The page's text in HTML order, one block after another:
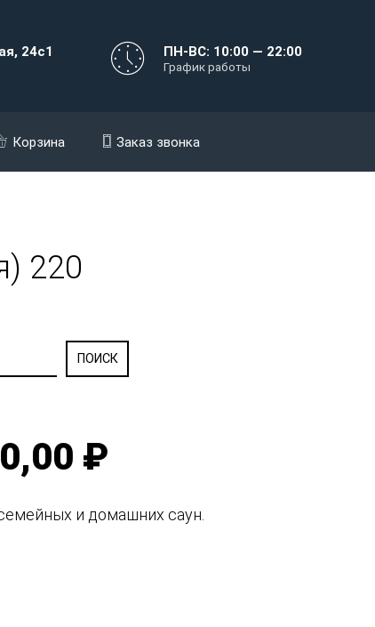
24с1 ПН-ВС: 10:00 — 22:00
График работы
Корзина Заказ звонка
220
₽
и домашних саун.